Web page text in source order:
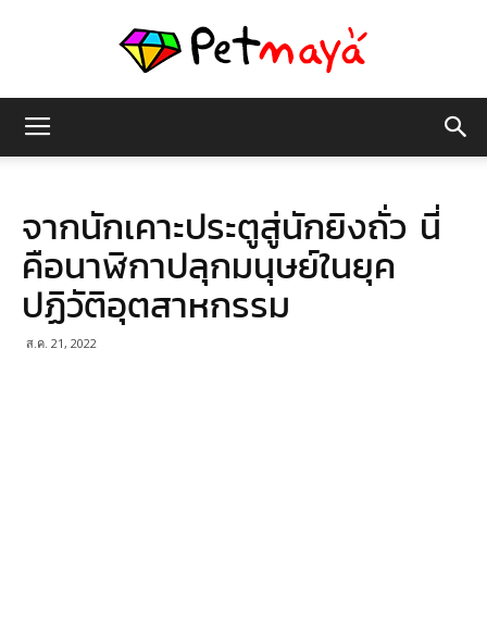
มายา
จากนักเคาะประตูสู่นักยิงถั่ว นี่
คือนาฬิกาปลุกมนุษย์ในยุค
ปฏิวัติอุตสาหกรรม
ส.ค. 21, 2022